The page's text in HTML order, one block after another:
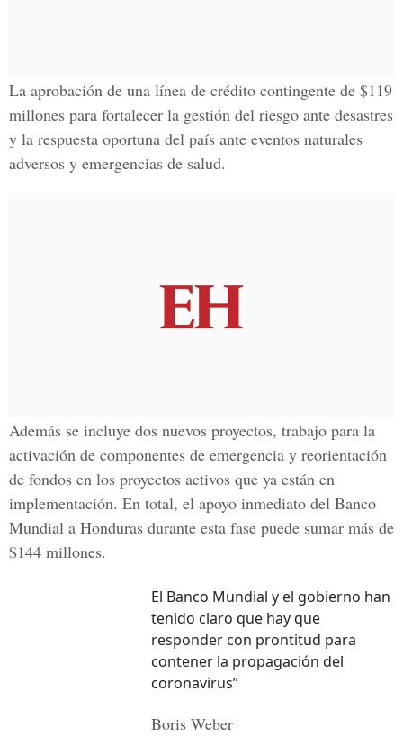
La aprobación de una línea de crédito contingente de $119
millones para fortalecer la gestión del riesgo ante desastres
y la respuesta oportuna del país ante eventos naturales
adversos y emergencias de salud.
Además se incluye dos nuevos proyectos, trabajo para la
activación de componentes de emergencia y reorientación
de fondos en los proyectos activos que ya están en
implementación. En total, el apoyo inmediato del Banco
Mundial a Honduras durante esta fase puede sumar más de
$144 millones.
El Banco Mundial y el gobierno han
tenido claro que hay que
responder con prontitud para
contener la propagación del
coronavirus”
Boris Weber